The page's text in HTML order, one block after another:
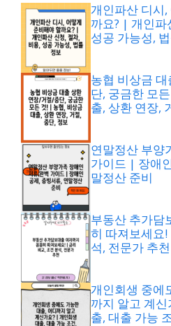
개인파산 디시
까요? | 개인파
성공 가능성,
농협 비상금
단, 궁금한 모
출, 상환 연장,
연말정산 부양
가이드 | 장애
말정산 준비
부동산 추가담
히 따져보세요
석, 전문가 추천
개인회생 중에
까지 알고 계
출, 대출 가능